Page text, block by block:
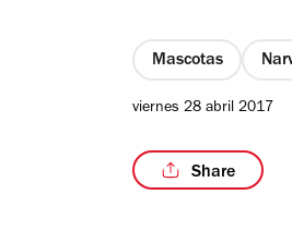
estrellas
Mascotas
viernes 28 abril 2017
Share